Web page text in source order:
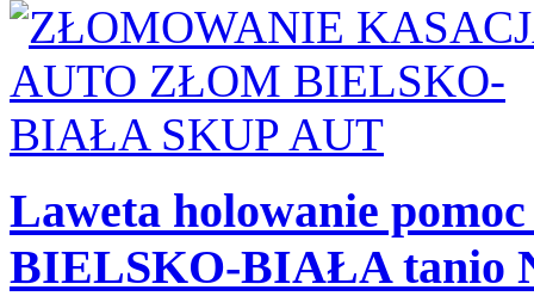
Laweta holowanie
BIELSKO-BIAŁA tanio